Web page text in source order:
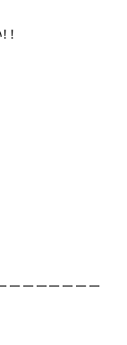
ーーーーーーー